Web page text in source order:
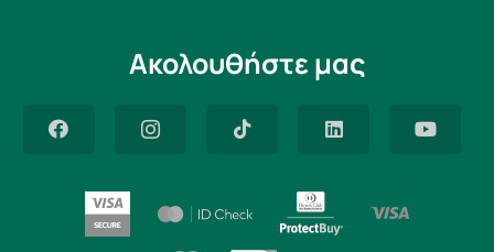
Ακολουθήστε μας